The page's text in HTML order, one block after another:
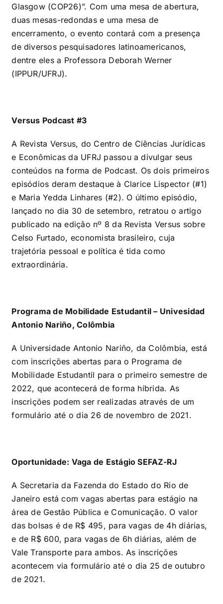
Glasgow (COP26)”. Com uma mesa de abertura,
duas mesas-redondas e uma mesa de
encerramento, o evento contará com a presença
de diversos pesquisadores latinoamericanos,
dentre eles a Professora Deborah Werner
(IPPUR/UFRJ).
Versus Podcast #3
A Revista Versus, do Centro de Ciências Jurídicas
e Econômicas da UFRJ passou a divulgar seus
conteúdos na forma de Podcast. Os dois primeiros
episódios deram destaque à Clarice Lispector (#1)
e Maria Yedda Linhares (#2). O último episódio,
lançado no dia 30 de setembro, retratou o artigo
publicado na edição nº 8 da Revista Versus sobre
Celso Furtado, economista brasileiro, cuja
trajetória pessoal e política é tida como
extraordinária.
Programa de Mobilidade Estudantil – Univesidad
Antonio Nariño, Colômbia
A Universidade Antonio Nariño, da Colômbia, está
com inscrições abertas para o Programa de
Mobilidade Estudantil para o primeiro semestre de
2022, que acontecerá de forma híbrida. As
inscrições podem ser realizadas através de um
formulário até o dia 26 de novembro de 2021.
Oportunidade: Vaga de Estágio SEFAZ-RJ
A Secretaria da Fazenda do Estado do Rio de
Janeiro está com vagas abertas para estágio na
área de Gestão Pública e Comunicação. O valor
das bolsas é de R$ 495, para vagas de 4h diárias,
e de R$ 600, para vagas de 6h diárias, além de
Vale Transporte para ambos. As inscrições
acontecem via formulário até o dia 25 de outubro
de 2021.